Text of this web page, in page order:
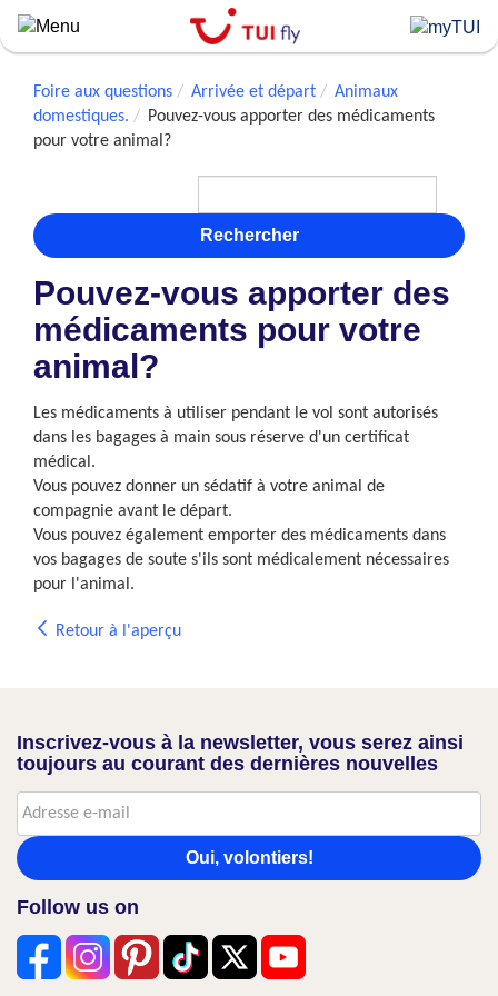
Skip
to
contentFoire aux questions Arrivée et départ
Animaux
domestiques.
Pouvez-vous apporter des médicaments
pour votre animal?
Rechercher
Pouvez-vous apporter des
médicaments pour votre
animal?
Les médicaments à utiliser pendant le vol sont autorisés
dans les bagages à main sous réserve d'un certificat
médical.
Vous pouvez donner un sédatif à votre animal de
compagnie avant le départ.
Vous pouvez également emporter des médicaments dans
vos bagages de soute s'ils sont médicalement nécessaires
pour l'animal.
Retour à l'aperçu
Inscrivez-vous à la newsletter, vous serez ainsi
toujours au courant des dernières nouvelles
Oui, volontiers!
Follow us on